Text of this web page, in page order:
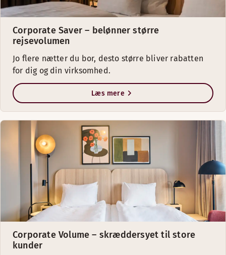
Corporate Saver – belønner større
rejsevolumen
Jo flere nætter du bor, desto større bliver rabatten
for dig og din virksomhed.
Læs mere
Corporate Volume – skræddersyet til store
kunder